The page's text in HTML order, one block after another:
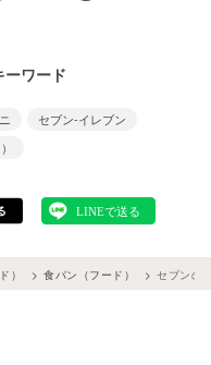
ーワード
セブン-イレブン
） 食パン（フード） セブンの